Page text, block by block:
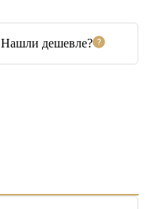
Нашли дешевле?